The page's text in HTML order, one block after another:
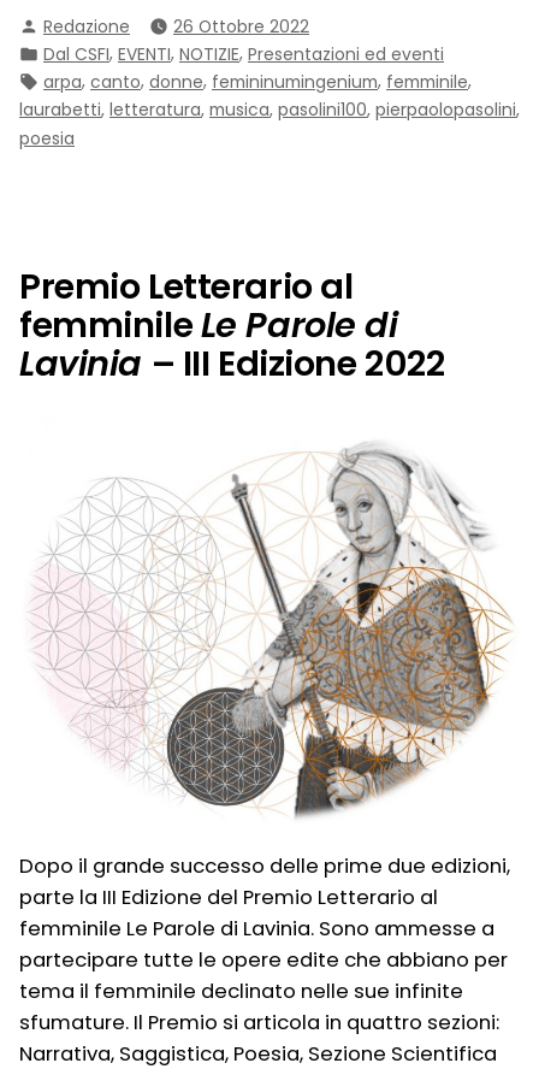
ruoli
delle
donne
in
Pubblicato
da
Redazione
26 Ottobre 2022
Pubblicato
in:
Dal CSFI, EVENTI, NOTIZIE, Presentazioni ed eventi
Tag:
arpa, canto, donne, femininumingenium, femminile,
laurabetti, letteratura, musica, pasolini100, pierpaolopasolini,
poesia
Premio Letterario al
femminileLe Parole di
Lavinia – III Edizione 2022
Dopo il grande successo delle prime due edizioni,
parte la III Edizione del Premio Letterario al
femminile Le Parole di Lavinia. Sono ammesse a
partecipare tutte le opere edite che abbiano per
tema il femminile declinato nelle sue infinite
sfumature. Il Premio si articola in quattro sezioni:
Narrativa, Saggistica, Poesia, Sezione Scientifica